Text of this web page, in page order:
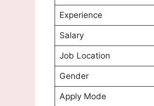
Experience
Salary
Job Location
Gender
Apply Mode